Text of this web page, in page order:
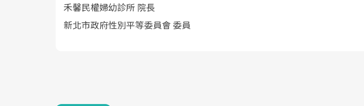
禾馨民權婦幼診所 院長
新北市政府性別平等委員會 委員